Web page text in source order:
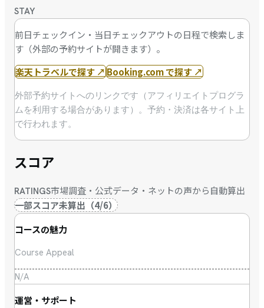
STAY
前日チェックイン・当日チェックアウトの日程で検索しま
す（外部の予約サイトが開きます）。
楽天トラベルで探す ↗Booking.com で探す ↗
外部予約サイトへのリンクです（アフィリエイトプログラ
ムを利用する場合があります）。予約・決済は各サイト上
で行われます。
スコア
RATINGS市場調査・公式データ・ネットの声から自動算出
一部スコア未算出 （4/6）
コースの魅力
Course Appeal
N/A
運営・サポート